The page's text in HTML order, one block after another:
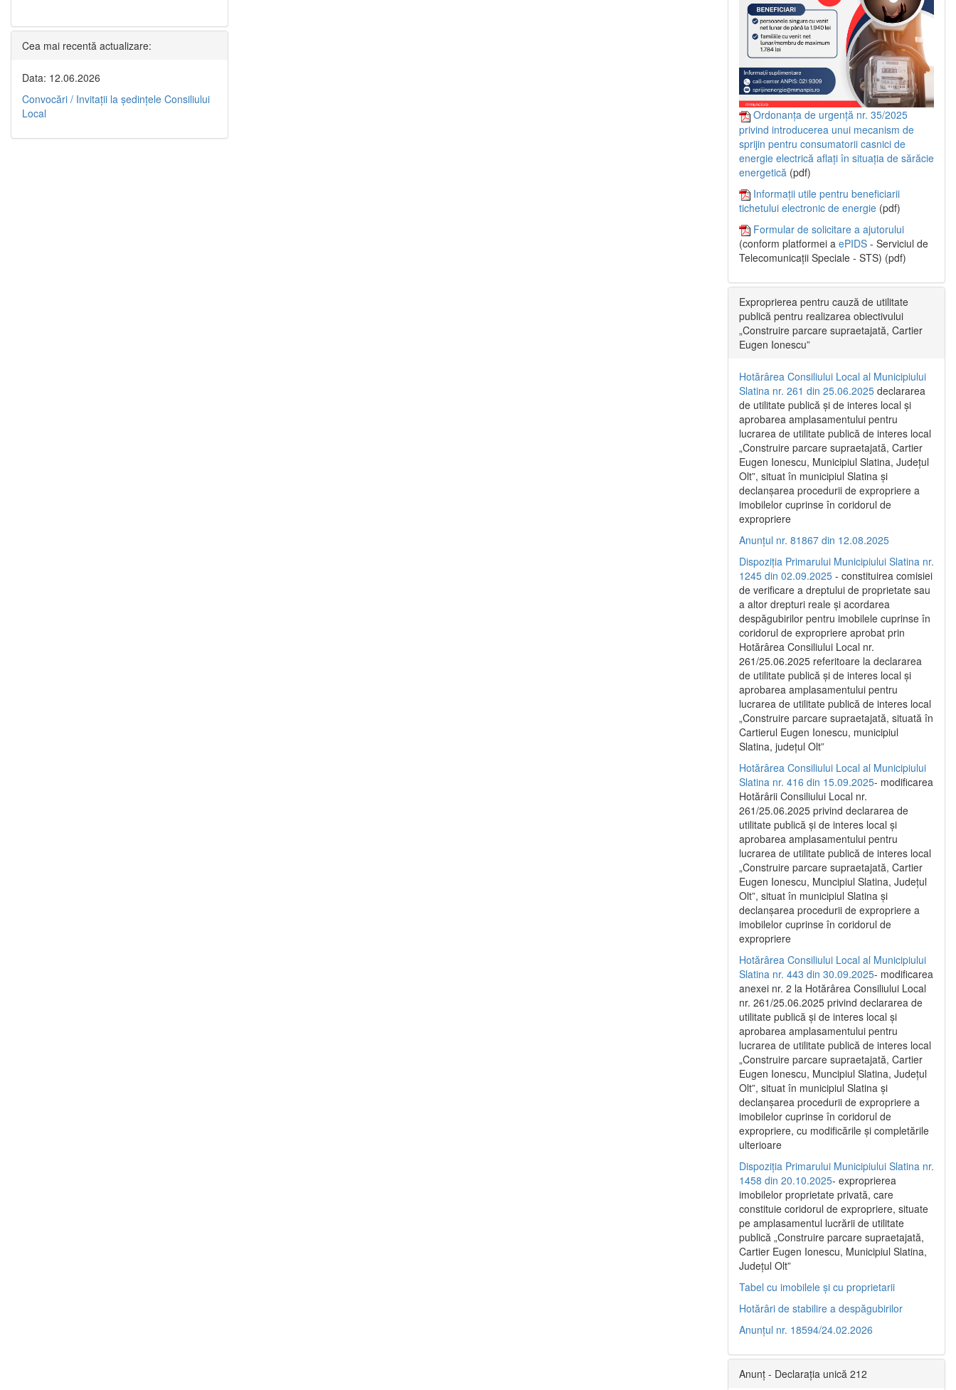
Cea mai recentă actualizare:
Data: 12.06.2026
Convocări / Invitaţii la şedinţele Consiliului
Local
Ordonanța de urgență nr. 35/2025
privind introducerea unui mecanism de
sprijin pentru consumatorii casnici de
energie electrică aflați în situația de sărăcie
energetică (pdf)
Informații utile pentru beneficiarii
tichetului electronic de energie (pdf)
Formular de solicitare a ajutorului
(conform platformei a ePIDS - Serviciul de
Telecomunicații Speciale - STS) (pdf)
Exproprierea pentru cauză de utilitate
publică pentru realizarea obiectivului
„Construire parcare supraetajată, Cartier
Eugen Ionescu”
Hotărârea Consiliului Local al Municipiului
Slatina nr. 261 din 25.06.2025 declararea
de utilitate publică și de interes local și
aprobarea amplasamentului pentru
lucrarea de utilitate publică de interes local
„Construire parcare supraetajată, Cartier
Eugen Ionescu, Municipiul Slatina, Județul
Olt”, situat în municipiul Slatina și
declanșarea procedurii de expropriere a
imobilelor cuprinse în coridorul de
expropriere
Anunțul nr. 81867 din 12.08.2025
Dispoziția Primarului Municipiului Slatina nr.
1245 din 02.09.2025 - constituirea comisiei
de verificare a dreptului de proprietate sau
a altor drepturi reale și acordarea
despăgubirilor pentru imobilele cuprinse în
coridorul de expropriere aprobat prin
Hotărârea Consiliului Local nr.
261/25.06.2025 referitoare la declararea
de utilitate publică și de interes local și
aprobarea amplasamentului pentru
lucrarea de utilitate publică de interes local
„Construire parcare supraetajată, situată în
Cartierul Eugen Ionescu, municipiul
Slatina, județul Olt”
Hotărârea Consiliului Local al Municipiului
Slatina nr. 416 din 15.09.2025- modificarea
Hotărârii Consiliului Local nr.
261/25.06.2025 privind declararea de
utilitate publică și de interes local și
aprobarea amplasamentului pentru
lucrarea de utilitate publică de interes local
„Construire parcare supraetajată, Cartier
Eugen Ionescu, Muncipiul Slatina, Județul
Olt”, situat în municipiul Slatina și
declanșarea procedurii de expropriere a
imobilelor cuprinse în coridorul de
expropriere
Hotărârea Consiliului Local al Municipiului
Slatina nr. 443 din 30.09.2025- modificarea
anexei nr. 2 la Hotărârea Consiliului Local
nr. 261/25.06.2025 privind declararea de
utilitate publică şi de interes local şi
aprobarea amplasamentului pentru
lucrarea de utilitate publică de interes local
„Construire parcare supraetajată, Cartier
Eugen Ionescu, Muncipiul Slatina, Judeţul
Olt”, situat în municipiul Slatina şi
declanşarea procedurii de expropriere a
imobilelor cuprinse în coridorul de
expropriere, cu modificările şi completările
ulterioare
Dispoziția Primarului Municipiului Slatina nr.
1458 din 20.10.2025- exproprierea
imobilelor proprietate privată, care
constituie coridorul de expropriere, situate
pe amplasamentul lucrării de utilitate
publică „Construire parcare supraetajată,
Cartier Eugen Ionescu, Municipiul Slatina,
Județul Olt”
Tabel cu imobilele și cu proprietarii
Hotărâri de stabilire a despăgubirilor
Anunțul nr. 18594/24.02.2026
Anunț - Declarația unică 212